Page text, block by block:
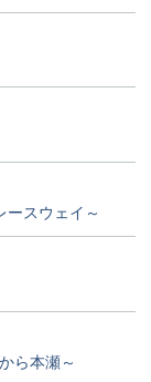
スウェイ～
ら本瀬～